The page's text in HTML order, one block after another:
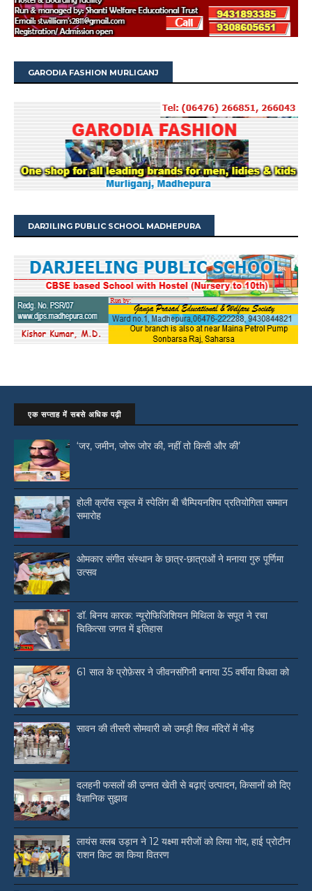
GARODIA FASHION MURLIGANJ
DARJILING PUBLIC SCHOOL MADHEPURA
एक सप्ताह में सबसे अधिक पढ़ी
‘जर, जमीन, जोरू जोर की, नहीं तो किसी और की’
होली क्रॉस स्कूल में स्पेलिंग बी चैम्पियनशिप प्रतियोगिता सम्मान
समारोह
ओमकार संगीत संस्थान के छात्र-छात्राओं ने मनाया गुरु पूर्णिमा
उत्सव
डॉ. बिनय कारक: न्यूरोफिजिशियन मिथिला के सपूत ने रचा
चिकित्सा जगत में इतिहास
61 साल के प्रोफ़ेसर ने जीवनसंगिनी बनाया 35 वर्षीया विधवा को
सावन की तीसरी सोमवारी को उमड़ी शिव मंदिरों में भीड़
दलहनी फसलों की उन्नत खेती से बढ़ाएं उत्पादन, किसानों को दिए
वैज्ञानिक सुझाव
लायंस क्लब उड़ान ने 12 यक्ष्मा मरीजों को लिया गोद, हाई प्रोटीन
राशन किट का किया वितरण